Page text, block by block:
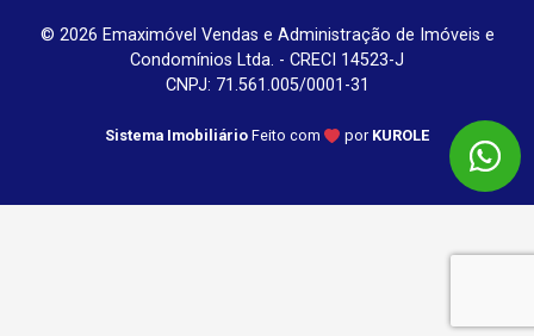
© 2026 Emaximóvel Vendas e Administração de Imóveis e
Condomínios Ltda. - CRECI 14523-J
CNPJ: 71.561.005/0001-31
Sistema Imobiliário Feito com por KUROLE